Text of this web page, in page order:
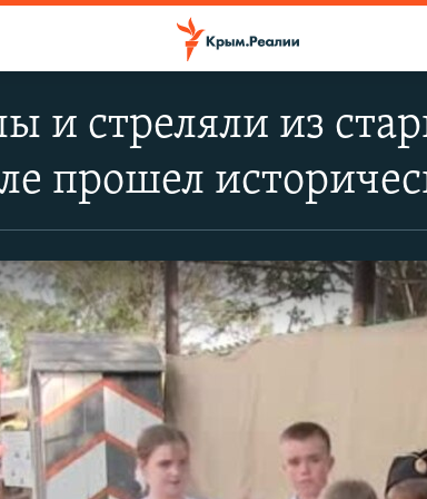
и стреляли из
прошел